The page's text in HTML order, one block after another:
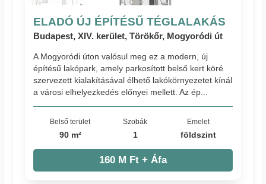
ELADÓ ÚJ ÉPÍTÉSŰ TÉGLALAKÁS
Budapest, XIV. kerület, Törökőr, Mogyoródi út
A Mogyoródi úton valósul meg ez a modern, új
építésű lakópark, amely parkosított belső kert köré
szervezett kialakításával élhető lakókörnyezetet kínál
a városi elhelyezkedés előnyei mellett. Az ép...
Belső terület
90 m²
Szobák
1
Emelet
földszint
160 M Ft + Áfa